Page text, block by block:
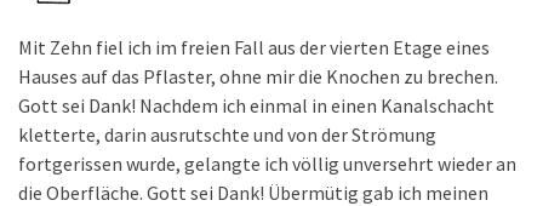
Mit Zehn fiel ich im freien Fall aus der vierten Etage eines
Hauses auf das Pflaster, ohne mir die Knochen zu brechen.
Gott sei Dank! Nachdem ich einmal in einen Kanalschacht
kletterte, darin ausrutschte und von der Strömung
fortgerissen wurde, gelangte ich völlig unversehrt wieder an
die Oberfläche. Gott sei Dank! Übermütig gab ich meinen